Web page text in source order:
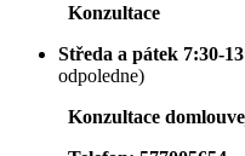
Konzultace
Středa a pátek 7:30-
odpoledne)
Konzultace